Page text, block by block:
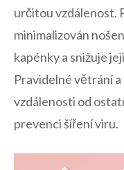
‍určitou​ vzdálenost.
⁣minimalizován‍
kapénky a snižuje
Pravidelné větrání
vzdálenosti⁤ od
prevenci šíření viru.